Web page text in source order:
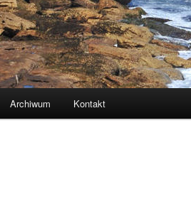
Archiwum Kontakt